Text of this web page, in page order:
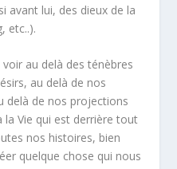
avant lui, des dieux de la
etc..).
voir au delà des ténèbres
au delà de nos
delà de nos projections
la Vie qui est derrière tout
nos histoires, bien
quelque chose qui nous